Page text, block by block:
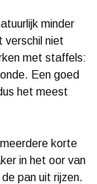
minder
verschil niet
met staffels:
Een goed
het meest
korte
in het oor van
pan uit rijzen.